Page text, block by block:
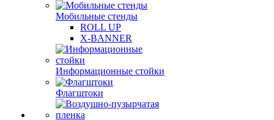
Мобильные стенды
ROLL UP
X-BANNER
Информационные стойки
Флагштоки